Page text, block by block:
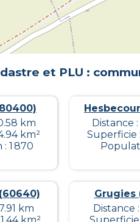
et PLU :
km
km²
1 870
Distance
Superficie
km
Grugies
Distance